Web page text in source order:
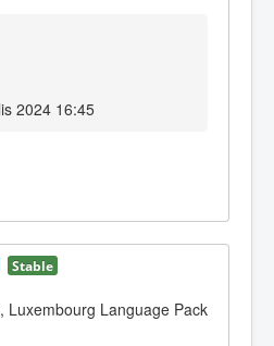
2024 16:45
Stable
Luxembourg Language Pack